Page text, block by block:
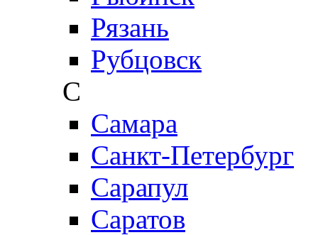
Рязань
Рубцовск
С
Самара
Санкт-Петербург
Сарапул
Саратов